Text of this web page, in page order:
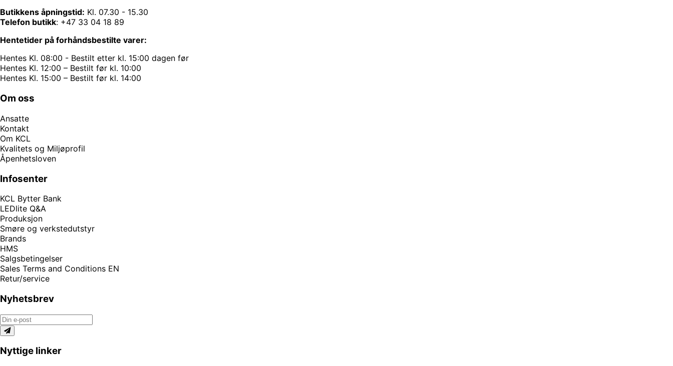
Butikkens åpningstid: Kl. 07.30 - 15.30
Telefon butikk: +47 33 04 18 89
Hentetider på forhåndsbestilte varer:
Hentes Kl. 08:00 - Bestilt etter kl. 15:00 dagen før
Hentes Kl. 12:00 – Bestilt før kl. 10:00
Hentes Kl. 15:00 – Bestilt før kl. 14:00
Om oss
Ansatte
Kontakt
Om KCL
Kvalitets og Miljøprofil
Åpenhetsloven
Infosenter
KCL Bytter Bank
LEDlite Q&A
Produksjon
Smøre og verkstedutstyr
Brands
HMS
Salgsbetingelser
Sales Terms and Conditions EN
Retur/service
Nyhetsbrev
Nyttige linker